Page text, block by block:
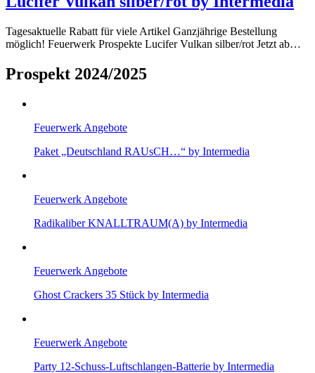
Tagesaktuelle Rabatt für viele Artikel Ganzjährige Bestellung
möglich! Feuerwerk Prospekte Lucifer Vulkan silber/rot Jetzt ab…
Prospekt 2024/2025
Feuerwerk Angebote
Paket „Deutschland RAUsCH…“ by Intermedia
Feuerwerk Angebote
Radikaliber KNALLTRAUM(A) by Intermedia
Feuerwerk Angebote
Ghost Crackers 35 Stück by Intermedia
Feuerwerk Angebote
Party 12-Schuss-Luftschlangen-Batterie by Intermedia